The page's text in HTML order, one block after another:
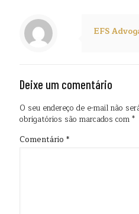
EFS
Deixe um comentário
O seu endereço de e-mail não
obrigatórios são marcados com*
Comentário *